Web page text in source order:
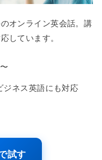
オンライン英会話。講
しています。
ジネス英語にも対応
試す